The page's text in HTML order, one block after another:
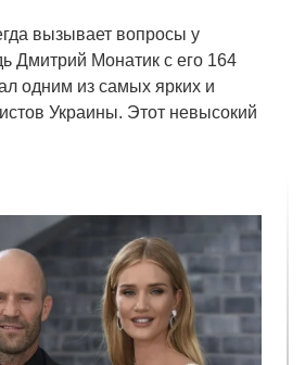
вызывает вопросы у
Дмитрий Монатик с его 164
одним из самых ярких и
Украины. Этот невысокий